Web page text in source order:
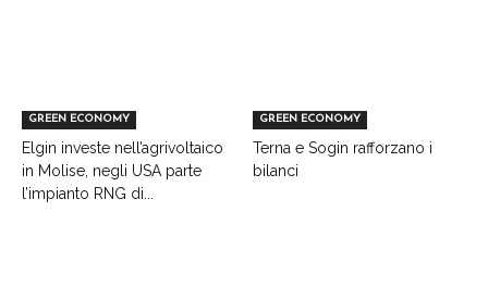
GREEN ECONOMY
Elgin investe nell’agrivoltaico
in Molise, negli USA parte
l’impianto RNG di...
GREEN ECONOMY
Terna e Sogin rafforzano i
bilanci